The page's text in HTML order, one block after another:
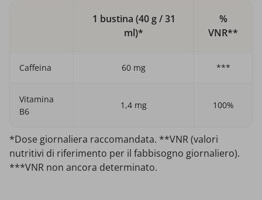
1 bustina (40 g / 31
ml)*
%
VNR**
Caffeina 60 mg ***
Vitamina
B6
1,4 mg 100%
*Dose giornaliera raccomandata. **VNR (valori
nutritivi di riferimento per il fabbisogno giornaliero).
***VNR non ancora determinato.